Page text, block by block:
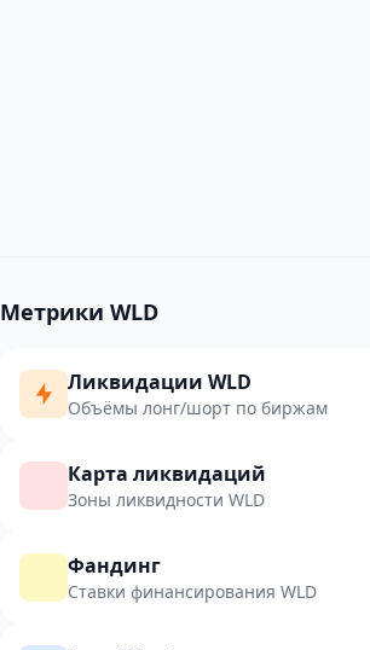
Метрики WLD
Ликвидации WLD
Объёмы лонг/шорт по биржам
Карта ликвидаций
Зоны ликвидности WLD
Фандинг
Ставки финансирования WLD